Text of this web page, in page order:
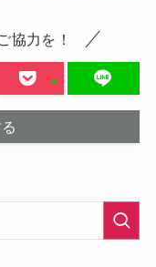
協力を！